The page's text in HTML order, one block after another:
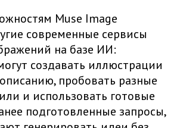
Muse Image
современные сервисы
на базе ИИ:
создавать иллюстрации
пробовать разные
и использовать готовые
подготовленные запросы,